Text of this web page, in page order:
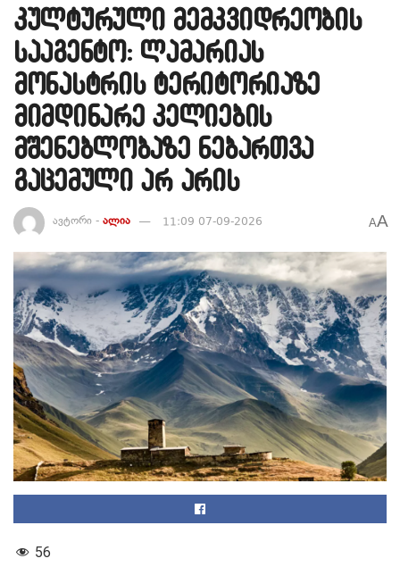
კულტურული მემკვიდრეობის
სააგენტო: ლამარიას
მონასტრის ტერიტორიაზე
მიმდინარე კელიების
მშენებლობაზე ნებართვა
გაცემული არ არის
ავტორი - ალია 11:09 07-09-2026 AA
56